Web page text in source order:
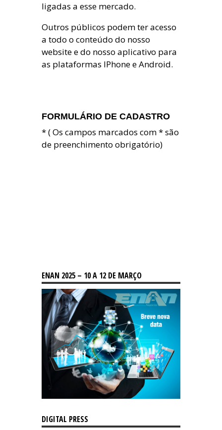
ligadas a esse mercado.
Outros públicos podem ter acesso
a todo o conteúdo do nosso
website e do nosso aplicativo para
as plataformas IPhone e Android.
FORMULÁRIO DE CADASTRO
* ( Os campos marcados com * são
de preenchimento obrigatório)
ENAN 2025 – 10 A 12 DE MARÇO
DIGITAL PRESS